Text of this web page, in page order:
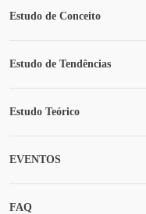
Estudo de Conceito
Estudo de Tendências
Estudo Teórico
EVENTOS
FAQ